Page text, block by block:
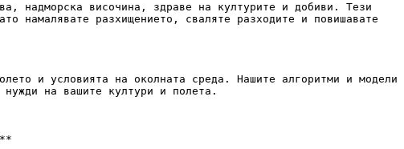
надморска височина, здраве на културите и добиви. Тези
намалявате разхищението, сваляте разходите и повишавате
и условията на околната среда. Нашите алгоритми и модели
на вашите култури и полета.